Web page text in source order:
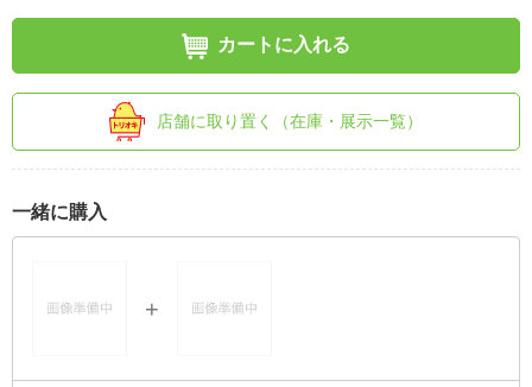
カートに入れる
店舗に取り置く（在庫・展示一覧）
一緒に購入